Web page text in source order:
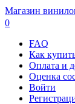
Магазин
0
FAQ
Как
Оплата и
Оценка
Войти